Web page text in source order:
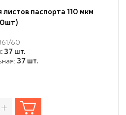
листов паспорта 110 мкм
60
37 шт.
37 шт.